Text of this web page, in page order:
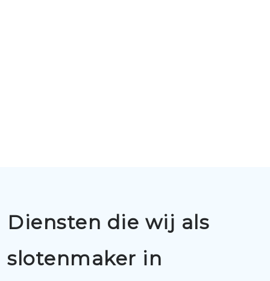
Diensten die wij als
slotenmaker in